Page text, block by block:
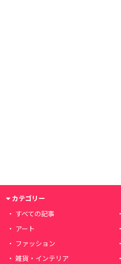
カテゴリー
すべての記事
アート
ファッション
雑貨・インテリア